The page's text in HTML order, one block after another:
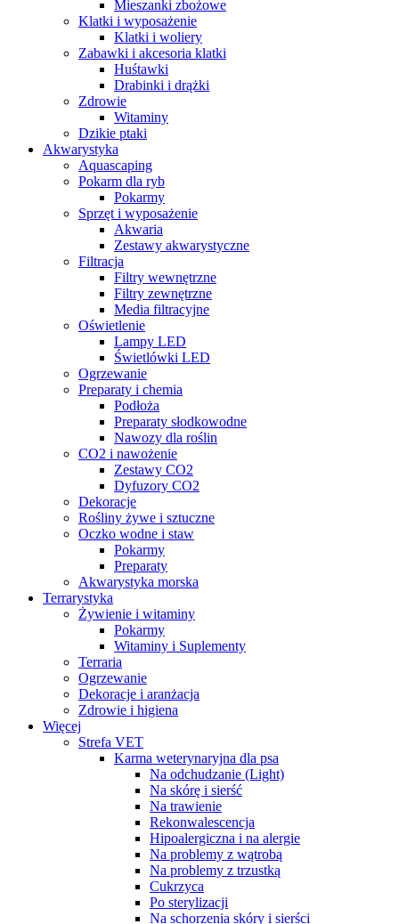
Mieszanki zbożowe
Klatki i wyposażenie
Klatki i woliery
Zabawki i akcesoria klatki
Huśtawki
Drabinki i drążki
Zdrowie
Witaminy
Dzikie ptaki
Akwarystyka
Aquascaping
Pokarm dla ryb
Pokarmy
Sprzęt i wyposażenie
Akwaria
Zestawy akwarystyczne
Filtracja
Filtry wewnętrzne
Filtry zewnętrzne
Media filtracyjne
Oświetlenie
Lampy LED
Świetlówki LED
Ogrzewanie
Preparaty i chemia
Podłoża
Preparaty słodkowodne
Nawozy dla roślin
CO2 i nawożenie
Zestawy CO2
Dyfuzory CO2
Dekoracje
Rośliny żywe i sztuczne
Oczko wodne i staw
Pokarmy
Preparaty
Akwarystyka morska
Terrarystyka
Żywienie i witaminy
Pokarmy
Witaminy i Suplementy
Terraria
Ogrzewanie
Dekoracje i aranżacja
Zdrowie i higiena
Więcej
Strefa VET
Karma weterynaryjna dla psa
Na odchudzanie (Light)
Na skórę i sierść
Na trawienie
Rekonwalescencja
Hipoalergiczna i na alergie
Na problemy z wątrobą
Na problemy z trzustką
Cukrzyca
Po sterylizacji
Na schorzenia skóry i sierści